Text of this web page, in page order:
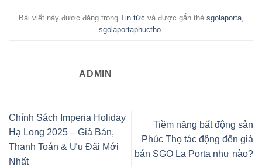
Bài viết này được đăng trong Tin tức và được gắn thẻ sgolaporta,
sgolaportaphuctho
ADMIN
Chính Sách Imperia Holiday
Hạ Long 2025 – Giá Bán,
Thanh Toán & Ưu Đãi Mới
Nhất
Tiềm năng bất động sản
Phúc Thọ tác động đến giá
bán SGO La Porta như nào?